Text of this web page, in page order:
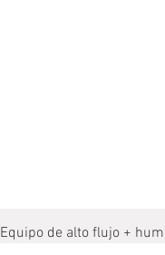
Equipo de alto ﬂujo +